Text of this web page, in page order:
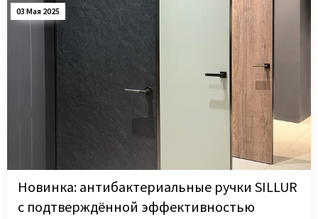
03 Мая 2025
Новинка: антибактериальные ручки SILLUR
с подтверждённой эффективностью